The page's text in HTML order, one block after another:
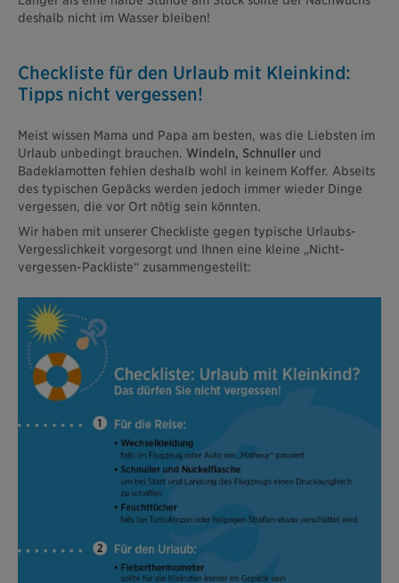
deshalb nicht im Wasser bleiben!
Checkliste für den Urlaub mit Kleinkind:
Tipps nicht vergessen!
Meist wissen Mama und Papa am besten, was die Liebsten im
Urlaub unbedingt brauchen. Windeln, Schnuller und
Badeklamotten fehlen deshalb wohl in keinem Koffer. Abseits
des typischen Gepäcks werden jedoch immer wieder Dinge
vergessen, die vor Ort nötig sein könnten.
Wir haben mit unserer Checkliste gegen typische Urlaubs-
Vergesslichkeit vorgesorgt und Ihnen eine kleine „Nicht-
vergessen-Packliste“ zusammengestellt: